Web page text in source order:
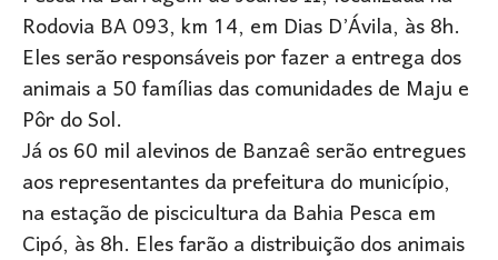
Rodovia BA 093, km 14, em Dias D’Ávila, às 8h.
Eles serão responsáveis por fazer a entrega dos
animais a 50 famílias das comunidades de Maju e
Pôr do Sol.
Já os 60 mil alevinos de Banzaê serão entregues
aos representantes da prefeitura do município,
na estação de piscicultura da Bahia Pesca em
Cipó, às 8h. Eles farão a distribuição dos animais